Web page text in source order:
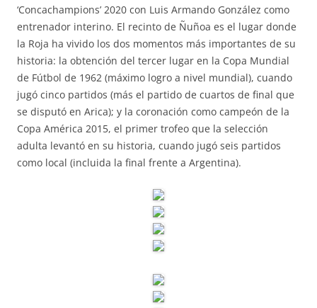
‘Concachampions’ 2020 con Luis Armando González como
entrenador interino. El recinto de Ñuñoa es el lugar donde
la Roja ha vivido los dos momentos más importantes de su
historia: la obtención del tercer lugar en la Copa Mundial
de Fútbol de 1962 (máximo logro a nivel mundial), cuando
jugó cinco partidos (más el partido de cuartos de final que
se disputó en Arica); y la coronación como campeón de la
Copa América 2015, el primer trofeo que la selección
adulta levantó en su historia, cuando jugó seis partidos
como local (incluida la final frente a Argentina).